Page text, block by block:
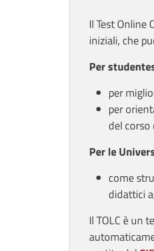
Il Test Online
iniziali, che
Per
per
per
del corso
Per le
come
didattici
Il TOLC è un